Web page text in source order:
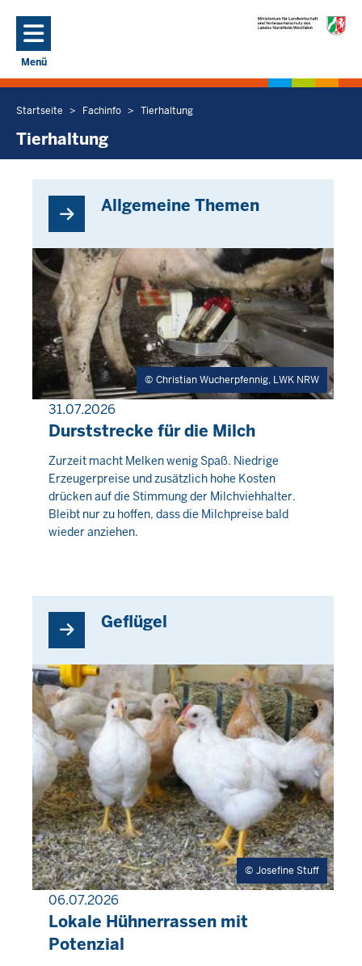
Menü
Navigation aktivieren/deaktivieren: Hauptmenü
Sie
befinden
Startseite Fachinfo Tierhaltung
Tierhaltung
Allgemeine Themen
Christian Wucherpfennig, LWK NRW
31.07.2026
PRESSEMITTEILUNG
Durststrecke für die Milch
Donnerstag,
6
August
2026
Zurzeit macht Melken wenig Spaß. Niedrige
Erzeugerpreise und zusätzlich hohe Kosten
drücken auf die Stimmung der Milchviehhalter.
Bleibt nur zu hoffen, dass die Milchpreise bald
wieder anziehen.
Geflügel
Josefine Stuff
06.07.2026
PRESSEMITTEILUNG
Lokale Hühnerrassen mit
Potenzial